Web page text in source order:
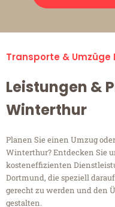
Transporte &
Leistungen &
Winterthur
Planen Sie einen Umzug
Winterthur? Entdecken Sie
kosteneffizienten
Dortmund, die speziell
gerecht zu werden und den
gestalten.